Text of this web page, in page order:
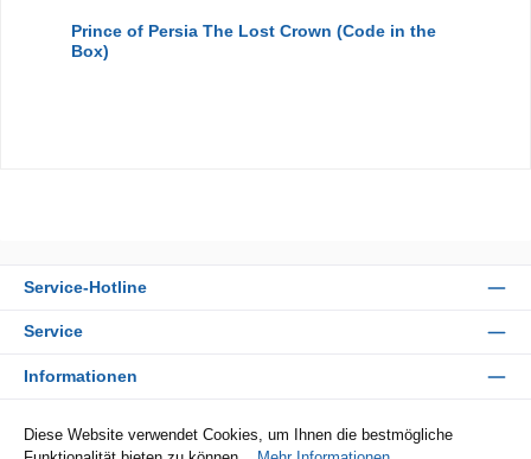
Prince of Persia The Lost Crown (Code in the
Box)
Service-Hotline
Service
Informationen
Diese Website verwendet Cookies, um Ihnen die bestmögliche